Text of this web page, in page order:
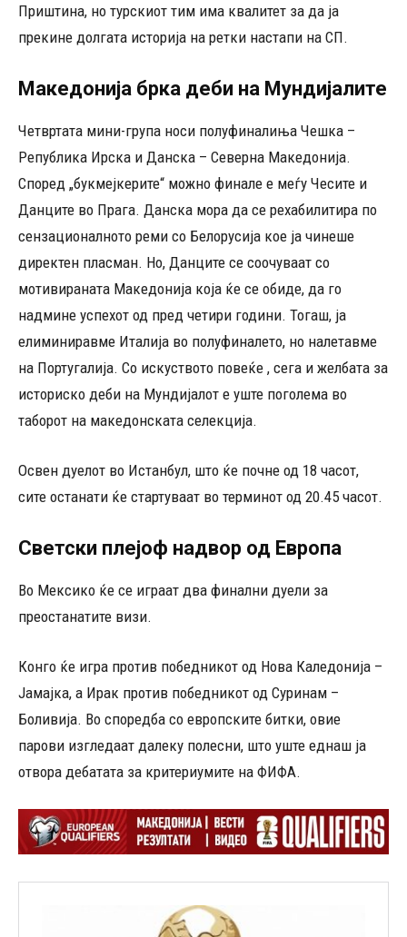
Приштина, но турскиот тим има квалитет за да ја
прекине долгата историја на ретки настапи на СП.
Македонија брка деби на Мундијалите
Четвртата мини-група носи полуфиналиња Чешка –
Република Ирска и Данска – Северна Македонија.
Според „букмејкерите“ можно финале е меѓу Чесите и
Данците во Прага. Данска мора да се рехабилитира по
сензационалното реми со Белорусија кое ја чинеше
директен пласман. Но, Данците се соочуваат со
мотивираната Македонија која ќе се обиде, да го
надмине успехот од пред четири години. Тогаш, ја
елиминиравме Италија во полуфиналето, но налетавме
на Португалија. Со искуството повеќе , сега и желбата за
историско деби на Мундијалот е уште поголема во
таборот на македонската селекција.
Освен дуелот во Истанбул, што ќе почне од 18 часот,
сите останати ќе стартуваат во терминот од 20.45 часот.
Светски плејоф надвор од Европа
Во Мексико ќе се играат два финални дуели за
преостанатите визи.
Конго ќе игра против победникот од Нова Каледонија –
Јамајка, а Ирак против победникот од Суринам –
Боливија. Во споредба со европските битки, овие
парови изгледаат далеку полесни, што уште еднаш ја
отвора дебатата за критериумите на ФИФА.